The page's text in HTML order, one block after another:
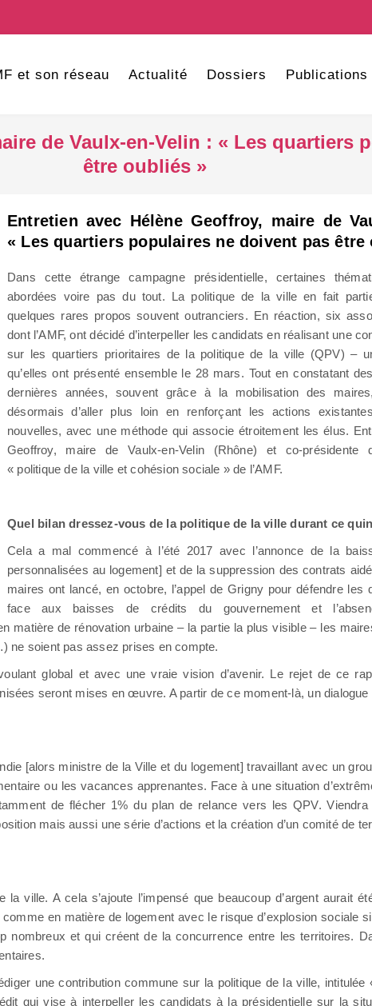
et son réseau Actualité Dossiers Publications
de Vaulx-en-Velin : « Les quartiers
être oubliés »
Entretien avec Hélène Geoffroy, maire de
« Les quartiers populaires ne doivent pas être
Dans cette étrange campagne présidentielle, certaines
abordées voire pas du tout. La politique de la ville en fait
quelques rares propos souvent outranciers. En réaction, six
dont l’AMF, ont décidé d’interpeller les candidats en réalisant une
sur les quartiers prioritaires de la politique de la ville (QPV) –
qu’elles ont présenté ensemble le 28 mars. Tout en constatant
dernières années, souvent grâce à la mobilisation des
désormais d’aller plus loin en renforçant les actions
nouvelles, avec une méthode qui associe étroitement les élus.
Geoffroy, maire de Vaulx-en-Velin (Rhône) et co-présidente
« politique de la ville et cohésion sociale » de l’AMF.
Quel bilan dressez-vous de la politique de la ville durant ce
Cela a mal commencé à l’été 2017 avec l’annonce de la
personnalisées au logement] et de la suppression des contrats
maires ont lancé, en octobre, l’appel de Grigny pour défendre les
face aux baisses de crédits du gouvernement et
matière de rénovation urbaine – la partie la plus visible – les
ne soient pas assez prises en compte.
global et avec une vraie vision d’avenir. Le rejet de ce
seront mises en œuvre. A partir de ce moment-là, un
[alors ministre de la Ville et du logement] travaillant avec un
ou les vacances apprenantes. Face à une situation
de flécher 1% du plan de relance vers les QPV.
mais aussi une série d’actions et la création d’un comité de
ville. A cela s’ajoute l’impensé que beaucoup d’argent aurait
en matière de logement avec le risque d’explosion sociale
et qui créent de la concurrence entre les territoires.
une contribution commune sur la politique de la ville, intitulée
qui vise à interpeller les candidats à la présidentielle sur la